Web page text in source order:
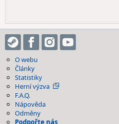
O webu
Články
Statistiky
Herní výzva
F.A.Q.
Nápověda
Odměny
Podpořte nás